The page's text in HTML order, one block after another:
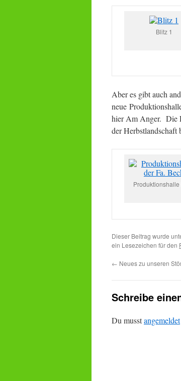
Blitz 1
Aber es gibt auch
neue
hier Am Anger. Die
der Herbstlandschaft
Produktionshalle
Dieser Beitrag wurde
ein Lesezeichen für den
← Neues zu unseren
Schreibe
Du musstangemeldet